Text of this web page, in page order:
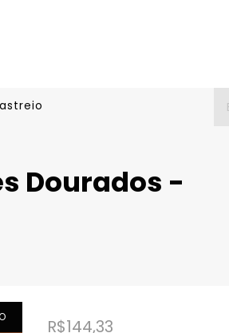
Dourados -
R$144,33